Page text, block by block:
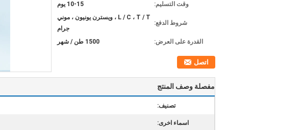
وقت التسليم:
10-15 يوم
شروط الدفع:
L / C ، T / T ، ويسترن يونيون ، موني
جرام
القدرة على العرض:
1500 طن / شهر
اتصل
مفصلة وصف المنتج
تصنيف:
اسماء اخرى: